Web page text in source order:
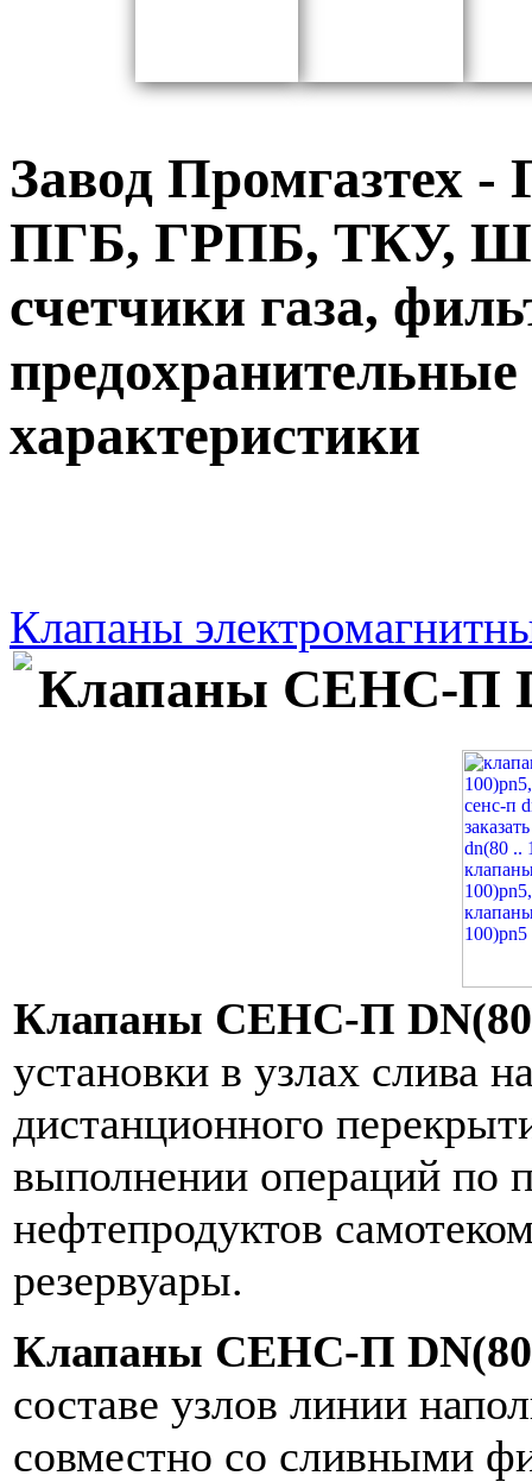
Завод
ПГБ, ГРПБ, ТКУ,
счетчики газа,
характеристики
Клапаны
Клапаны СЕНС-П
Клапаны СЕНС-П DN(80
установки в узлах слива
дистанционного
выполнении операций по
нефтепродуктов
резервуары.
Клапаны СЕНС-П DN(80
составе узлов линии
совместно со сливными